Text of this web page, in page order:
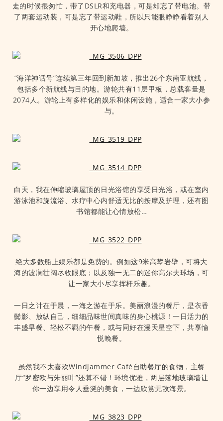
走的时候很匆忙，带了DSLR和充电器，可是却忘了带电池。带
了两套运动装，可是忘了带运动鞋，所以只能眼睁睁看着别人
开心地爬墙。
“海洋神话号”连续第三年回到新加坡，推出26个东南亚航线，
包括多个新航线与目的地。游轮共有11层甲板，总载客量是
2074人。游轮上有多样化的娱乐和休闲设施，适合一家大小参
与。
白天，我在伸缩玻璃屋顶的日光浴馆的享受日光浴，或在室内
游泳池和旋流浴、水疗中心内舒适无比的按摩及护理，还有图
书馆都能让心情放松…
绝大多数船上娱乐都是免费的。例如这9米高攀岩壁，可将大
海的波澜壮阔尽收眼底；以及独一无二的迷你高尔夫球场，可
让一家大小尽享挥杆乐趣。
一日之计在于晨，一海之游在于乐。美丽浪漫的餐厅，是衣香
鬓影、放纵自己，细细品味世间真味的身心桃源！一日活力的
丰盛早餐、轻松不羁的午餐，或与同好在漫天星空下，共享愉
悦晚餐。
虽然我不太喜欢Windjammer Café自助餐厅的食物，主餐
厅“罗密欧与朱丽叶”还算不错！环境优雅，两层落地玻璃墙让
你一边享用令人垂涎的美食，一边欣赏无敌海景。